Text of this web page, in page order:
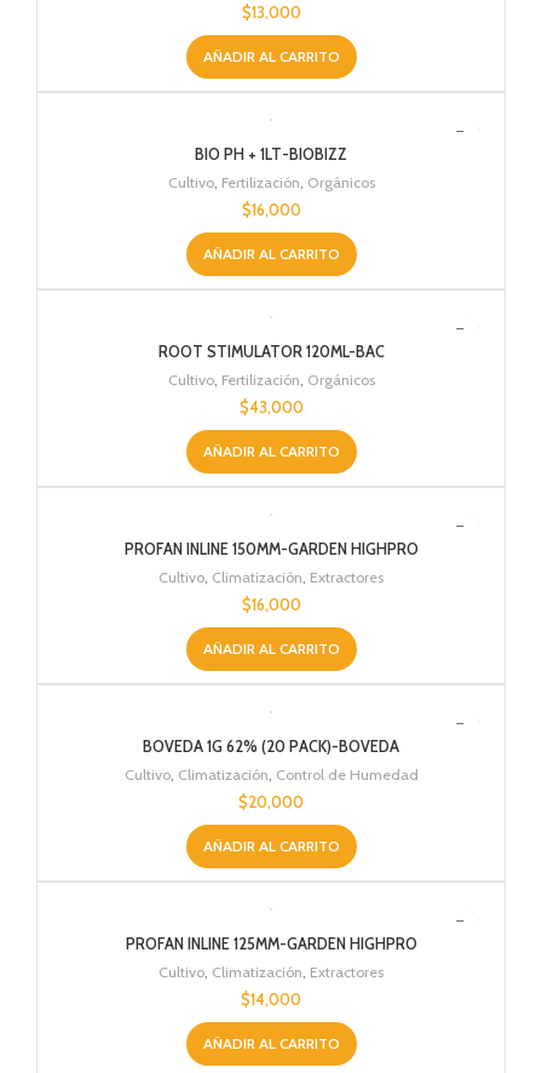
$13,000
AÑADIR AL CARRITO
BIO PH + 1LT-BIOBIZZ
Cultivo, Fertilización Orgánicos
$16,000
AÑADIR AL CARRITO
ROOT STIMULATOR 120ML-BAC
Cultivo, Fertilización Orgánicos
$43,000
AÑADIR AL CARRITO
PROFAN INLINE 150MM-GARDEN HIGHPRO
Cultivo Climatización Extractores
$16,000
AÑADIR AL CARRITO
BOVEDA 1G 62% (20 PACK)-BOVEDA
Cultivo, Climatización Control de Humedad
$20,000
AÑADIR AL CARRITO
PROFAN INLINE 125MM-GARDEN HIGHPRO
Cultivo Climatización Extractores
$14,000
AÑADIR AL CARRITO